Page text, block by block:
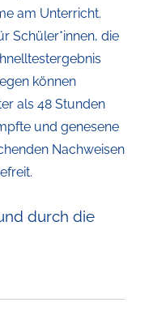
am Unterricht.
Schüler*innen, die
können
als 48 Stunden
und genesene
Nachweisen
durch die